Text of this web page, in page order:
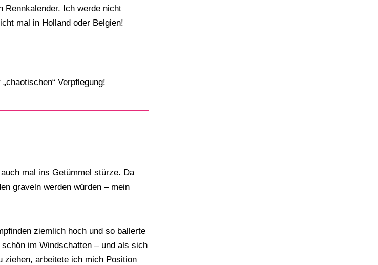
Rennkalender. Ich werde nicht
mal in Holland oder Belgien!
Verpflegung!
mal ins Getümmel stürze. Da
graveln werden würden – mein
ziemlich hoch und so ballerte
im Windschatten – und als sich
ziehen, arbeitete ich mich Position